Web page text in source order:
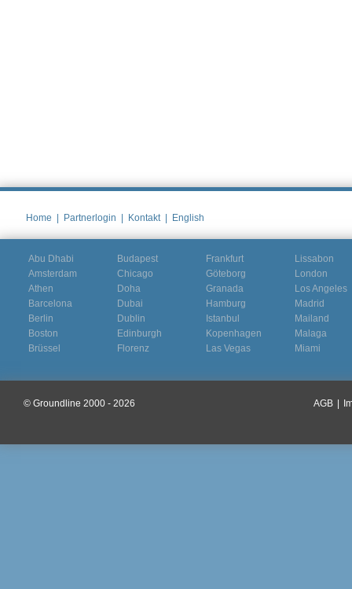
Home Partnerlogin Kontakt English
Abu Dhabi
Amsterdam
Athen
Barcelona
Berlin
Boston
Brüssel
Budapest
Chicago
Doha
Dubai
Dublin
Edinburgh
Florenz
Frankfurt
Göteborg
Granada
Hamburg
Istanbul
Kopenhagen
Las Vegas
Lissabon
London
Los Angeles
Madrid
Mailand
Malaga
Miami
© Groundline 2000 - 2026 AGB